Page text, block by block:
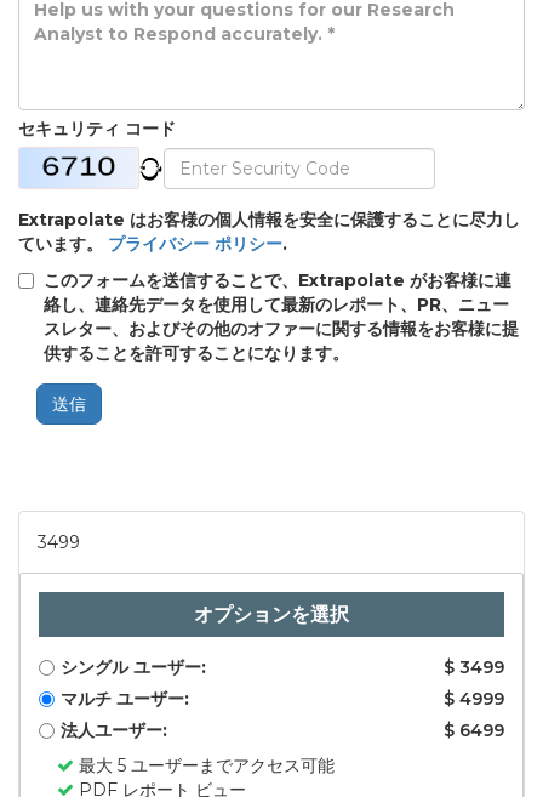
セキュリティ コード
Extrapolate はお客様の個人情報を安全に保護することに尽力し
ています。 プライバシー ポリシー.
このフォームを送信することで、Extrapolate がお客様に連
絡し、連絡先データを使用して最新のレポート、PR、ニュー
スレター、およびその他のオファーに関する情報をお客様に提
供することを許可することになります。
送信
3499
オプションを選択
シングル ユーザー:
$ 3499
マルチ ユーザー:
$ 4999
法人ユーザー:
$ 6499
最大 5 ユーザーまでアクセス可能
PDF レポート ビュー